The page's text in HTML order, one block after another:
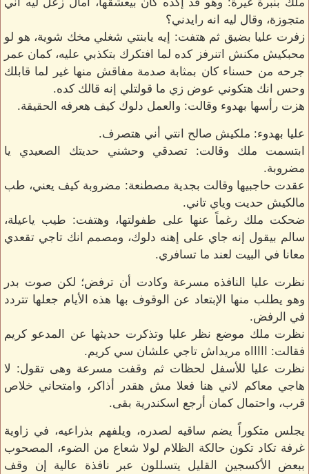
متجوزة، وقال ليه انه رايدني؟
زفرت عليا بضيق ثم هتفت: إيه يابنتي شغلي مخك شوية، هو لو
محبكيش مكنش اتنرفز كده لما افتكرك بتكذبي عليه، كمان عمر
جرحه من حسناء كان بمثابة صدمة مفاقش منها غير لما قابلك
وحس انك هتكوني عوض زي ما قولتلي إنه قالك كده.
هزت رأسها بهدوء وقالت: والعمل دلوك كيف هعرفه الحقيقة.
عليا بهدوء: ملكيش صالح انتي أني هتصرف.
ابتسمت ملك وقالت: تصدقي وحشني حديتك الصعيدي يا
مضروبة.
عقدت حاجبيها وقالت بجدية مصطنعة: مضروبة كيف يعني، طب
مالكيش حديت وياي تاني.
ضحكت ملك رغماً عنها على طفولتها، وهتفت: طيب ياعيلة،
سالم بيقول إنه جاي على إهنه دلوك، ومصمم انك تاجي تقعدي
معانا في البيت لعند ما تسافري.
نظرت عليا النافذه مسرعة وكادت أن ترفض؛ لكن صوت بدر
وهو يطلب منها الإبتعاد عن الوقوف بها هذه الأيام جعلها تتردد
في الرفض.
نظرت ملك موضع نظر عليا وتذكرت حديثها عن المدعو كريم
فقالت: اااااه مريداش تاجي علشان سي كريم.
نظرت عليا للأسفل لحظات ثم وقفت مسرعة وهى تقول: لا
هاجي معاكم لاني هنا فعلا مش هقدر أذاكر، وامتحاني خلاص
قرب، واحتمال كمان أرجع اسكندرية بقى.
يجلس متكوراً يضم ساقيه لصدره، ويلفهم بذراعيه، في زاوية
غرفة تكاد تكون حالكة الظلام لولا شعاع من الضوء، المصحوب
ببعض الأكسجين القليل يتسللون عبر نافذة عالية إن وقف